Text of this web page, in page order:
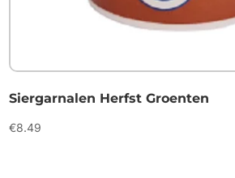
Siergarnalen Herfst Groenten
€8.49